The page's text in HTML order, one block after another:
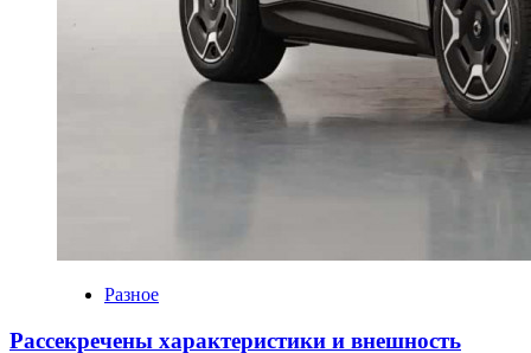
Разное
Рассекречены характеристики и внешность